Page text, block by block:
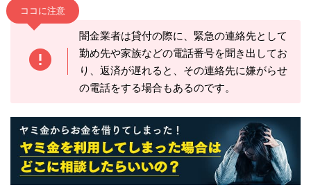
ココに注意
闇金業者は貸付の際に、緊急の連絡先として
勤め先や家族などの電話番号を聞き出してお
り、返済が遅れると、その連絡先に嫌がらせ
の電話をする場合もあるのです。